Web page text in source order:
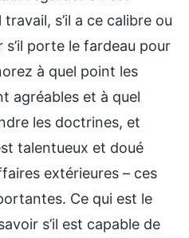
s’il a ce calibre ou
porte le fardeau pour
à quel point les
agréables et à quel
les doctrines, et
talentueux et doué
extérieures – ces
Ce qui est le
s’il est capable de